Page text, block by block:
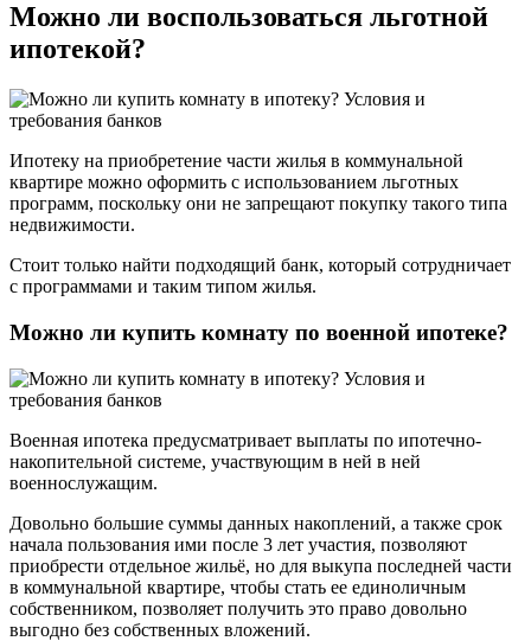
Можно ли воспользоваться льготной
ипотекой?
Ипотеку на приобретение части жилья в коммунальной
квартире можно оформить с использованием льготных
программ, поскольку они не запрещают покупку такого типа
недвижимости.
Стоит только найти подходящий банк, который сотрудничает
с программами и таким типом жилья.
Можно ли купить комнату по военной ипотеке?
Военная ипотека предусматривает выплаты по ипотечно-
накопительной системе, участвующим в ней в ней
военнослужащим.
Довольно большие суммы данных накоплений, а также срок
начала пользования ими после 3 лет участия, позволяют
приобрести отдельное жильё, но для выкупа последней части
в коммунальной квартире, чтобы стать ее единоличным
собственником, позволяет получить это право довольно
выгодно без собственных вложений.